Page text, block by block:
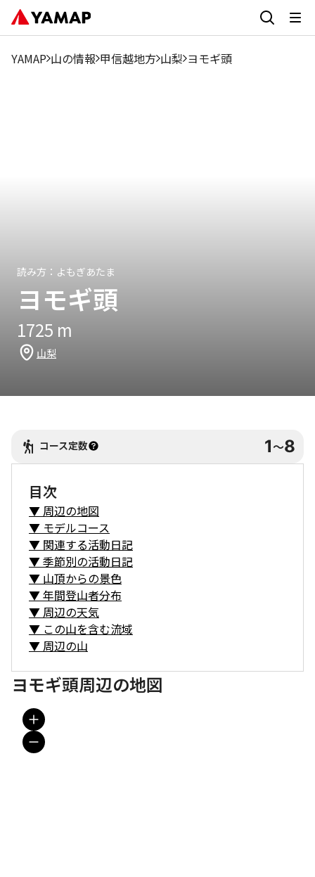
YAMAP 山の情報 甲信越地方 山梨 ヨモギ頭
読み方： よもぎあたま
ヨモギ頭
1725 m
山梨
コース定数 1〜8
目次
▼ 周辺の地図
▼ モデルコース
▼ 関連する活動日記
▼季節別の活動日記
▼ 山頂からの景色
▼年間登山者分布
▼ 周辺の天気
▼ この山を含む流域
▼ 周辺の山
ヨモギ頭周辺の地図
1
2月 3月 4月 5月 6月 7月 8月
9月
0%1.27%0.64%0.64%15.83%27.22% 15.83%